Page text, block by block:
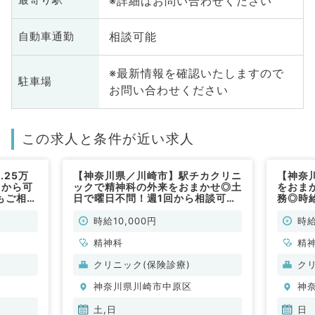
自動車通勤 相談可能
駐車場
※最新情報を確認いたしますので
お問い合わせください
この求人と条件が近い求人
万
ら可
相談
【神奈川県／川崎市】駅チカクリニ
ックで精神科の外来をおまかせ◎土
日で曜日不問！週1回から相談可能
給あり！（精神科／非常勤）
時給10,000円
精神科
クリニック(保険診療)
神奈川県川崎市中原区
土,日
【神
をおま
務◎時
さい時
精
ク
神
日